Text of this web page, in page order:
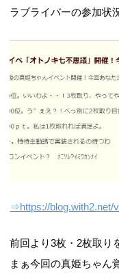
ラブライバーの参加状
⇒https://blog.with2.net/
前回より3枚・2枚取り
まぁ今回の真姫ちゃん